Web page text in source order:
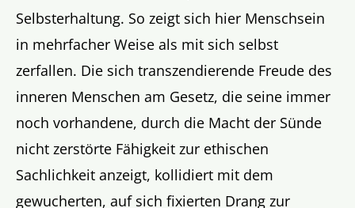
Selbsterhaltung. So zeigt sich hier Menschsein
in mehrfacher Weise als mit sich selbst
zerfallen. Die sich transzendierende Freude des
inneren Menschen am Gesetz, die seine immer
noch vorhandene, durch die Macht der Sünde
nicht zerstörte Fähigkeit zur ethischen
Sachlichkeit anzeigt, kollidiert mit dem
gewucherten, auf sich fixierten Drang zur